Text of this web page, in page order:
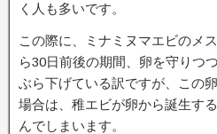
く人も多いです。
この際に、ミナミヌマエビのメ
ら30日前後の期間、卵を守りつ
ぶら下げている訳ですが、この
場合は、稚エビが卵から誕生す
んでしまいます。